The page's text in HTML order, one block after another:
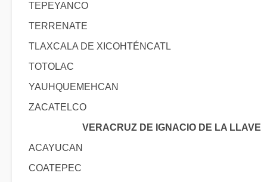
TEPEYANCO
TERRENATE
TLAXCALA DE XICOHTÉNCATL
TOTOLAC
YAUHQUEMEHCAN
ZACATELCO
VERACRUZ DE IGNACIO DE LA LLAVE
ACAYUCAN
COATEPEC